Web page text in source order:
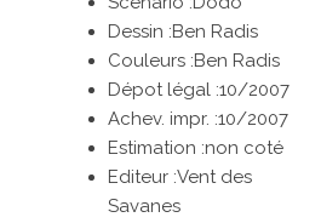
Dessin :Ben Radis
Couleurs :Ben Radis
Dépot légal :10/2007
Achev. impr. :10/2007
Estimation :non coté
Editeur :Vent des
Savanes